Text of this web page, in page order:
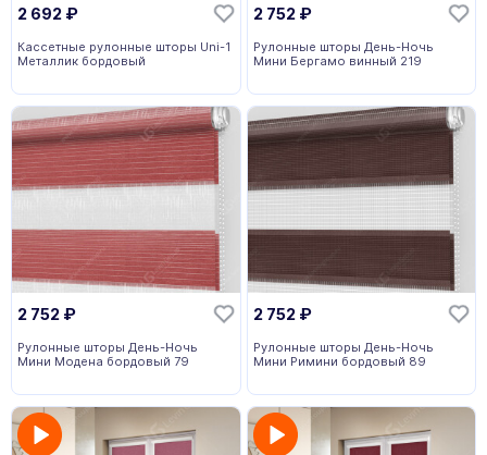
2 692 ₽
Кассетные рулонные шторы Uni-1
Металлик бордовый
2 752 ₽
Рулонные шторы День-Ночь
Мини Бергамо винный 219
2 752 ₽
Рулонные шторы День-Ночь
Мини Модена бордовый 79
2 752 ₽
Рулонные шторы День-Ночь
Мини Римини бордовый 89